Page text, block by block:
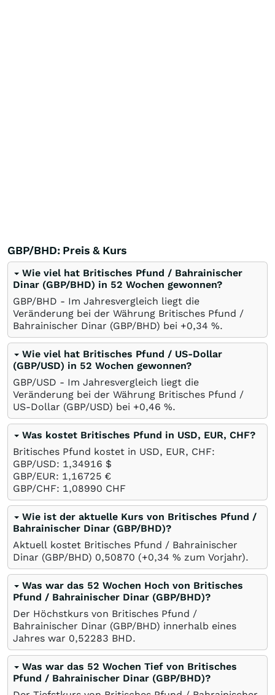
GBP/BHD: Preis & Kurs
Wie viel hat Britisches Pfund / Bahrainischer
Dinar (GBP/BHD) in 52 Wochen gewonnen?
GBP/BHD - Im Jahresvergleich liegt die
Veränderung bei der Währung Britisches Pfund /
Bahrainischer Dinar (GBP/BHD) bei +0,34 %.
Wie viel hat Britisches Pfund / US-Dollar
(GBP/USD) in 52 Wochen gewonnen?
GBP/USD - Im Jahresvergleich liegt die
Veränderung bei der Währung Britisches Pfund /
US-Dollar (GBP/USD) bei +0,46 %.
Was kostet Britisches Pfund in USD, EUR, CHF?
Britisches Pfund kostet in USD, EUR, CHF:
GBP/USD: 1,34916 $
GBP/EUR: 1,16725 €
GBP/CHF: 1,08990 CHF
Wie ist der aktuelle Kurs von Britisches Pfund /
Bahrainischer Dinar (GBP/BHD)?
Aktuell kostet Britisches Pfund / Bahrainischer
Dinar (GBP/BHD) 0,50870 (+0,34 % zum Vorjahr).
Was war das 52 Wochen Hoch von Britisches
Pfund / Bahrainischer Dinar (GBP/BHD)?
Der Höchstkurs von Britisches Pfund /
Bahrainischer Dinar (GBP/BHD) innerhalb eines
Jahres war 0,52283 BHD.
Was war das 52 Wochen Tief von Britisches
Pfund / Bahrainischer Dinar (GBP/BHD)?